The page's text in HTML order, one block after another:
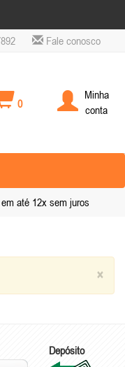
Fale conosco
0
Minha
conta
até 12x sem juros
×
Depósito